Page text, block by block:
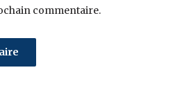
commentaire.